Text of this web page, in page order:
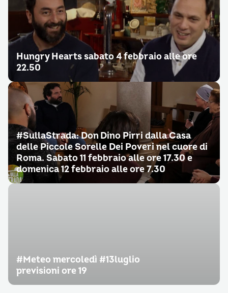
Hungry Hearts sabato 4 febbraio alle ore
22.50
#SullaStrada: Don Dino Pirri dalla Casa
delle Piccole Sorelle Dei Poveri nel cuore di
Roma. Sabato 11 febbraio alle ore 17.30 e
domenica 12 febbraio alle ore 7.30
#Meteo mercoledì #13luglio
previsioni ore 19